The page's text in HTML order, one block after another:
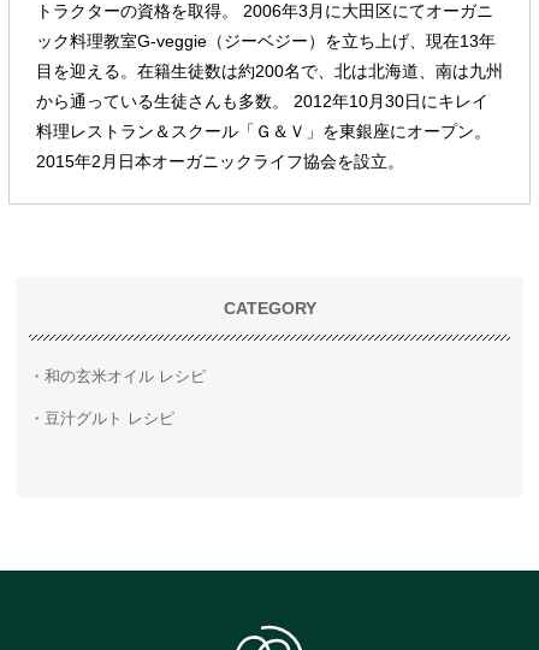
トラクターの資格を取得。 2006年3月に大田区にてオーガニ
ック料理教室G-veggie（ジーベジー）を立ち上げ、現在13年
目を迎える。在籍生徒数は約200名で、北は北海道、南は九州
から通っている生徒さんも多数。 2012年10月30日にキレイ
料理レストラン＆スクール「Ｇ＆Ｖ」を東銀座にオープン。
2015年2月日本オーガニックライフ協会を設立。
CATEGORY
和の玄米オイル レシピ
豆汁グルト レシピ